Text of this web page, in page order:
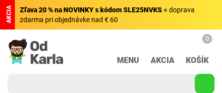
AKCIA Zľava 20 % na NOVINKY s kódom SLE25NVKS+ doprava
zdarma pri objednávke nad € 60
MENU AKCIA
0
KOŠÍK